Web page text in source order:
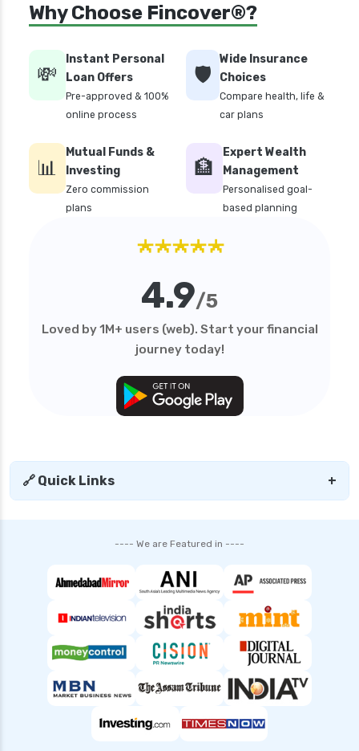
how to apply health insurance in india
how to cancel health insurance policy
how to check star health insurance policy
status
iifl health insurance
individual health insurance policy
irdai health insurance guidelines
is dental treatment covered in health
life insurance vs health insurance
maternity health insurance
mediclaim health insurance
mediclaim vs health insurance
need of health insurance
personal accident health insurance
senior citizen health insurance
tax benefit of health insurance
types of health insurance in india
waiting period in health insurance
health insurance
Popular Searches
Why Choose Fincover®?
💸
Instant Personal
Loan Offers
Pre-approved & 100%
online process
🛡️
Wide Insurance
Choices
Compare health, life &
car plans
📊
Mutual Funds &
Investing
Zero commission
plans
🏦
Expert Wealth
Management
Personalised goal-
based planning
★★★★★
4.9/5
Loved by 1M+ users (web). Start your financial
journey today!
🔗 Quick Links +
---- We are Featured in ----